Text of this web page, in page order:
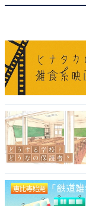
眼鏡の巨大モチ
ライトアップが